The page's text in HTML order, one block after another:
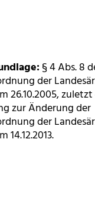
§ 4 Abs. 8
der
26.10.2005,
zur Änderung der
der
14.12.2013.